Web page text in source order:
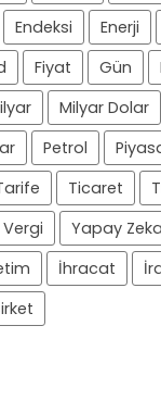
Endeksi Enerji
Fiyat Gün
Milyar Dolar
Petrol
Ticaret
Vergi Yapay Zeka
İhracat